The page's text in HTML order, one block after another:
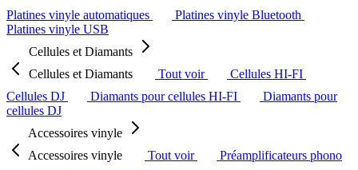
Platines vinyle automatiques
Platines vinyle Bluetooth
Platines vinyle USB
Cellules et Diamants
Cellules et Diamants
Tout voir
Cellules HI-FI
Cellules DJ
Diamants pour cellules HI-FI
Diamants pour
cellules DJ
Accessoires vinyle
Accessoires vinyle
Tout voir
Préamplificateurs phono